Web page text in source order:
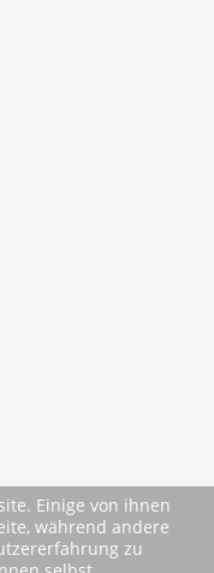
Einige von ihnen
während andere
zu